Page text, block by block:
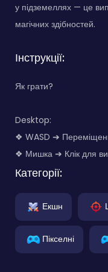
у підземеллях — це
магічних здібностей.
Інструкції:
Як грати?
Desktop:
❖ WASD ➔
❖ Мишка ➔ Клік для
Категорії:
Екшн
Пікселні